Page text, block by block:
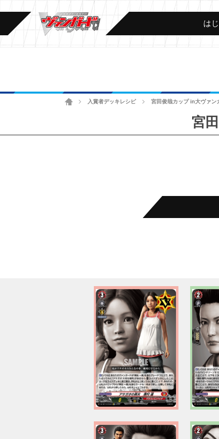
は
ホーム 入賞者デッキレシピ 宮田俊哉カップ in大ヴァン
宮